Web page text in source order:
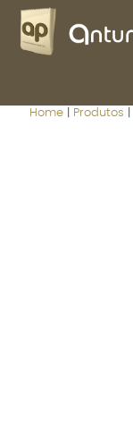
Home| Produtos